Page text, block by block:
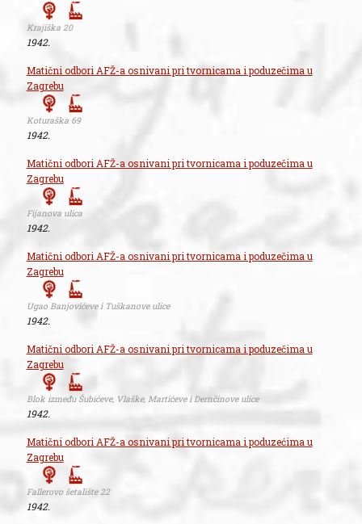
Krajiška 20
1942.
Matični odbori AFŽ-a osnivani pri tvornicama i poduzečima u
Zagrebu
Koturaška 69
1942.
Matični odbori AFŽ-a osnivani pri tvornicama i poduzečima u
Zagrebu
Fijanova ulica
1942.
Matični odbori AFŽ-a osnivani pri tvornicama i poduzečima u
Zagrebu
Ugao Banjovićeve i Tuškanove ulice
1942.
Matični odbori AFŽ-a osnivani pri tvornicama i poduzečima u
Zagrebu
Blok između Šubićeve, Vlaške, Martićeve i Dernčinove ulice
1942.
Matični odbori AFŽ-a osnivani pri tvornicama i poduzećima u
Zagrebu
Fallerovo šetalište 22
1942.